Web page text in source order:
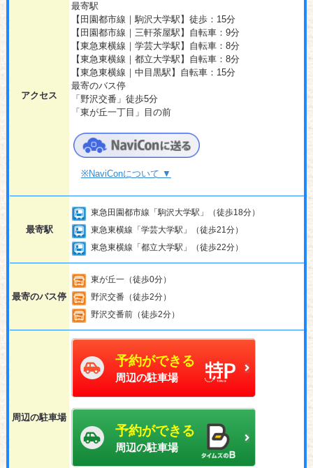
アクセス
最寄駅
【田園都市線｜駒沢大学駅】徒歩：15分
【田園都市線｜三軒茶屋駅】自転車：9分
【東急東横線｜学芸大学駅】自転車：8分
【東急東横線｜都立大学駅】自転車：8分
【東急東横線｜中目黒駅】自転車：15分
最寄のバス停
「野沢交番」徒歩5分
「東が丘一丁目」目の前
※NaviConについて ▼
最寄駅
東急田園都市線「駒沢大学駅」（徒歩18分）
東急東横線「学芸大学駅」（徒歩21分）
東急東横線「都立大学駅」（徒歩22分）
最寄のバス停
東が丘一（徒歩0分）
野沢交番（徒歩2分）
野沢交番前（徒歩2分）
周辺の駐車場
予約ができる
周辺の駐車場
予約ができる
周辺の駐車場